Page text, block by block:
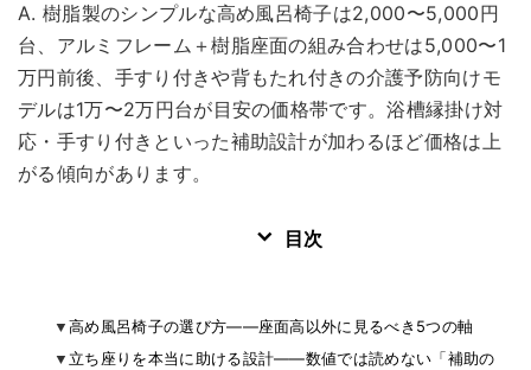
A. 樹脂製のシンプルな高め風呂椅子は2,000〜5,000円
台、アルミフレーム＋樹脂座面の組み合わせは5,000〜1
万円前後、手すり付きや背もたれ付きの介護予防向けモ
デルは1万〜2万円台が目安の価格帯です。浴槽縁掛け対
応・手すり付きといった補助設計が加わるほど価格は上
がる傾向があります。
目次
高め風呂椅子の選び方——座面高以外に見るべき5つの軸
立ち座りを本当に助ける設計——数値では読めない「補助の